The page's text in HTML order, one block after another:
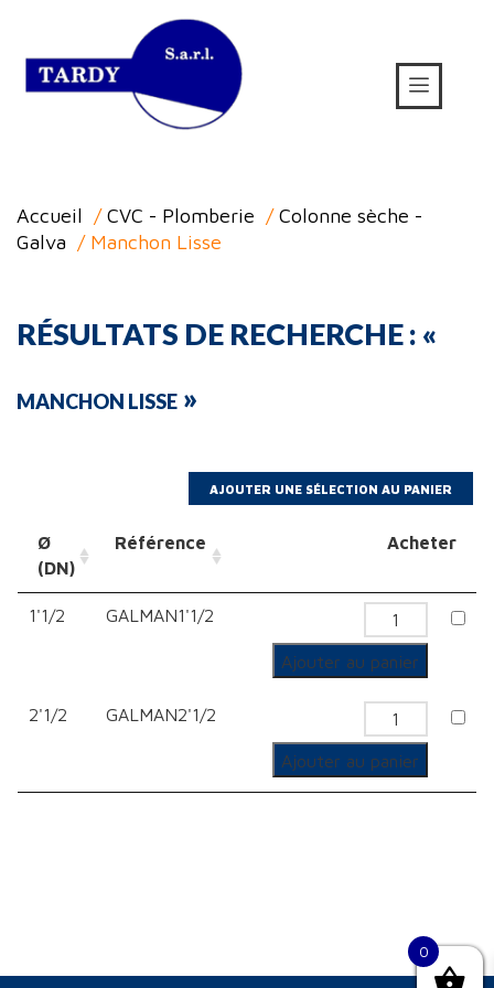
Accueil /CVC - Plomberie /Colonne sèche -
Galva / Manchon Lisse
RÉSULTATS DE RECHERCHE : «
MANCHON LISSE »
Ø
(DN)
Référence Acheter
1'1/2 GALMAN1'1/2
quantité
de
Manchon
Lisse
Ajouter au panier
2'1/2 GALMAN2'1/2
quantité
de
Manchon
Ajouter au panier
0